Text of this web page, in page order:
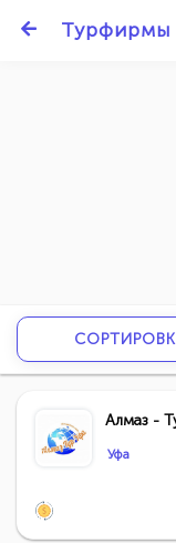
Турфирмы
Алмаз -
Уфа